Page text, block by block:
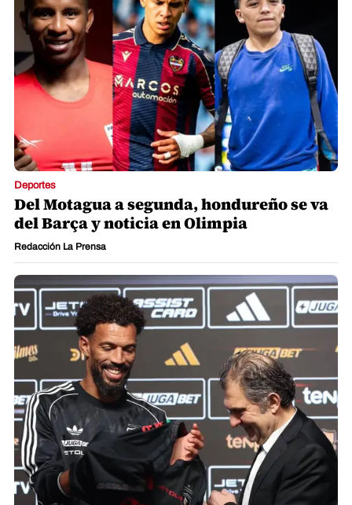
Deportes
Del Motagua a segunda, hondureño se va
del Barça y noticia en Olimpia
Redacción La Prensa